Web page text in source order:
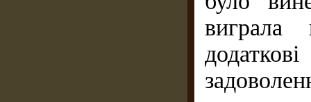
виграла